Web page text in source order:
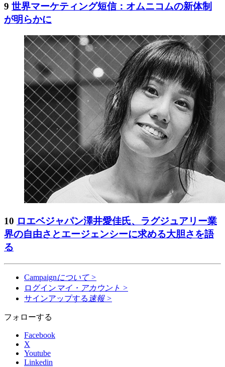
9 世界マーケティング短信：オムニコムの新体制
が明らかに
10 ロエベジャパン澤井愛佳氏、ラグジュアリー業
界の自由さとエージェンシーに求める大胆さを語
る
Campaignについて >
ログイン マイ・アカウント >
サインアップする 速報 >
フォローする
Facebook
X
Youtube
Linkedin